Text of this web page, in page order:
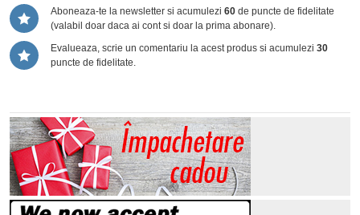
Aboneaza-te la newsletter si acumulezi 60 de puncte de fidelitate
(valabil doar daca ai cont si doar la prima abonare).
Evalueaza, scrie un comentariu la acest produs si acumulezi 30
puncte de fidelitate.